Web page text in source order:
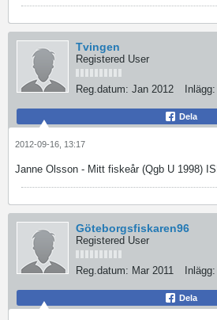
Tvingen
Registered User
Reg.datum: Jan 2012 Inlägg:
Dela
2012-09-16, 13:17
Janne Olsson - Mitt fiskeår (Qgb U 1998)
Göteborgsfiskaren96
Registered User
Reg.datum: Mar 2011 Inlägg:
Dela